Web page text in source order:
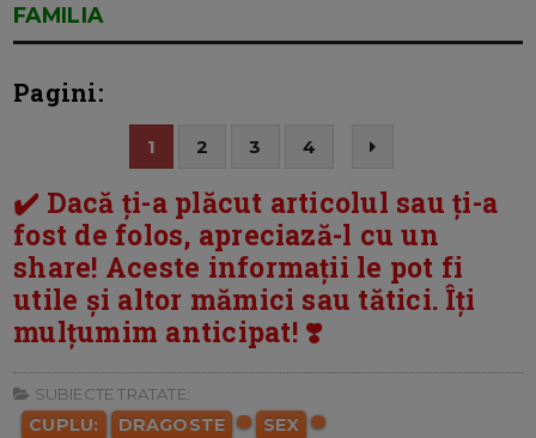
FAMILIA
Pagini:
1 2 3 4
✔️ Dacă ți-a plăcut articolul sau ți-a
fost de folos, apreciază-l cu un
share! Aceste informații le pot fi
utile și altor mămici sau tătici. Îți
mulțumim anticipat! ❣️
SUBIECTE TRATATE:
CUPLU: DRAGOSTE
SEX